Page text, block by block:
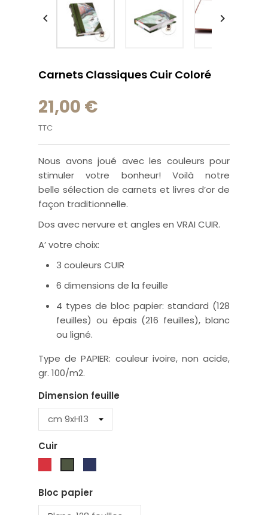
 
Carnets Classiques Cuir Coloré
21,00 €
TTC
Nous avons joué avec les couleurs pour
stimuler votre bonheur! Voilà notre
belle sélection de carnets et livres d’or de
façon traditionnelle.
Dos avec nervure et angles en VRAI CUIR.
A’ votre choix:
3 couleurs CUIR
6 dimensions de la feuille
4 types de bloc papier: standard (128
feuilles) ou épais (216 feuilles), blanc
ou ligné.
Type de PAPIER: couleur ivoire, non acide,
gr. 100/m2.
Dimension feuille
Cuir
Bloc papier